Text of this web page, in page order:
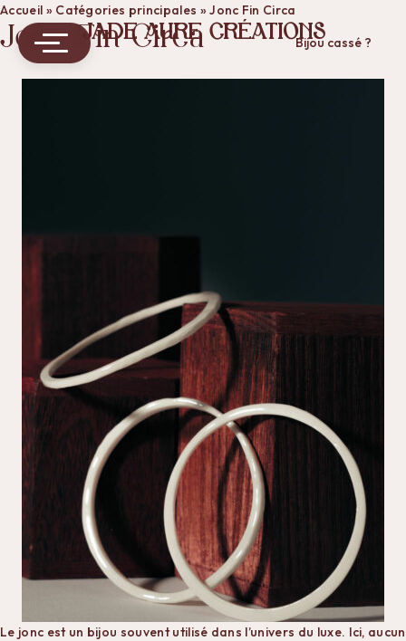
JADE AURE CRÉATIONSBijou cassé ?
Accueil » Catégories principales »Jonc Fin Circa
Jonc Fin Circa
Le jonc est un bijou souvent utilisé dans l’univers du luxe. Ici, aucun